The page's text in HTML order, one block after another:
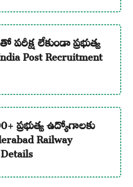
లేకుండా ప్రభుత్వ
Post Recruitment
ప్రభుత్వ ఉద్యోగాలకు
Railway